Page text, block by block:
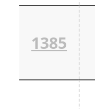
1385